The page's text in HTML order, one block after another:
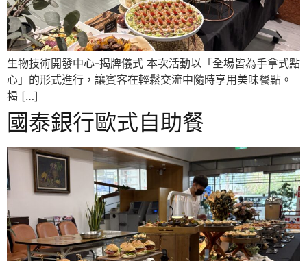
生物技術開發中心-揭牌儀式 本次活動以「全場皆為手拿式點
心」的形式進行，讓賓客在輕鬆交流中隨時享用美味餐點。
揭 […]
國泰銀行歐式自助餐